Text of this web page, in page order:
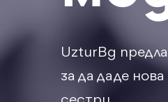
UzturBg
за да даде